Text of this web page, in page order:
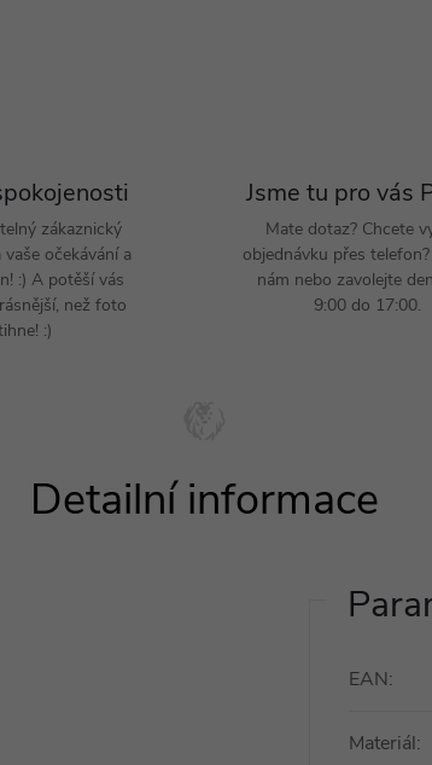
zákaznický
očekávání a
:) A potěší vás
než foto
:)
Jsme tu pro vás
Mate dotaz? Chcete
objednávku přes
nám nebo zavolejte
9:00 do 17:00.
EAN:
Materiál: